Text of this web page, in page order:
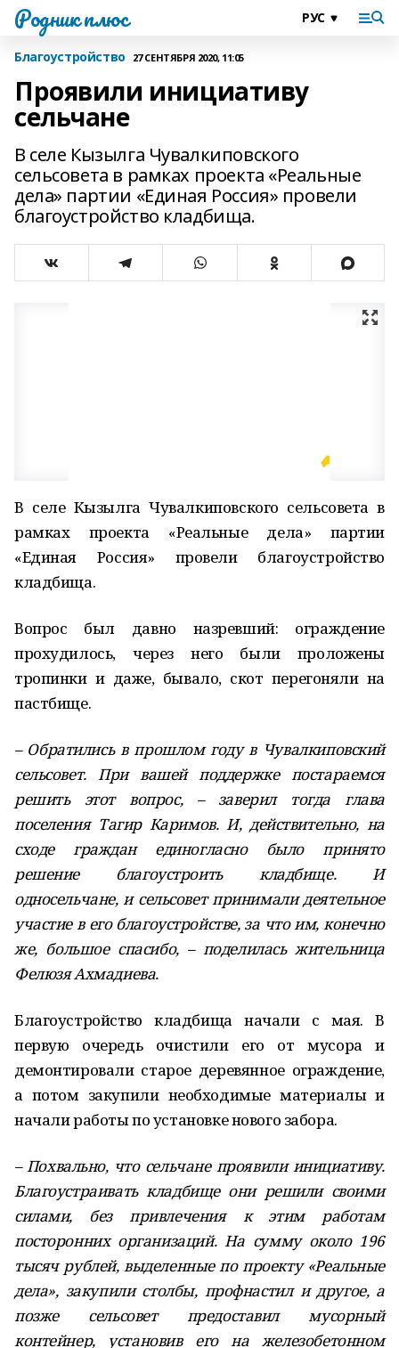
Родник плюс
Благоустройство 27 СЕНТЯБРЯ 2020, 11:05
Проявили инициативу
сельчане
В селе Кызылга Чувалкиповского
сельсовета в рамках проекта «Реальные
дела» партии «Единая Россия» провели
благоустройство кладбища.
В селе Кызылга Чувалкиповского сельсовета в
рамках проекта «Реальные дела» партии
«Единая Россия» провели благоустройство
кладбища.
Вопрос был давно назревший: ограждение
прохудилось, через него были проложены
тропинки и даже, бывало, скот перегоняли на
пастбище.
– Обратились в прошлом году в Чувалкиповский
сельсовет. При вашей поддержке постараемся
решить этот вопрос, – заверил тогда глава
поселения Тагир Каримов. И, действительно, на
сходе граждан единогласно было принято
решение благоустроить кладбище. И
односельчане, и сельсовет принимали деятельное
участие в его благоустройстве, за что им, конечно
же, большое спасибо, – поделилась жительница
Фелюзя Ахмадиева.
Благоустройство кладбища начали с мая. В
первую очередь очистили его от мусора и
демонтировали старое деревянное ограждение,
а потом закупили необходимые материалы и
начали работы по установке нового забора.
– Похвально, что сельчане проявили инициативу.
Благоустраивать кладбище они решили своими
силами, без привлечения к этим работам
посторонних организаций. На сумму около 196
тысяч рублей, выделенные по проекту «Реальные
дела», закупили столбы, профнастил и другое, а
позже сельсовет предоставил мусорный
контейнер, установив его на железобетонном